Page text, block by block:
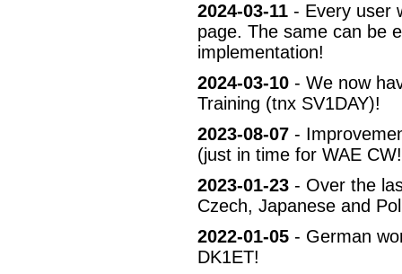
2024-03-11 - Every user
page. The same can be
implementation!
2024-03-10 - We now
Training (tnx SV1DAY)!
2023-08-07 -
(just in time for WAE
2023-01-23 - Over the
Czech, Japanese and
2022-01-05 - German
DK1ET!